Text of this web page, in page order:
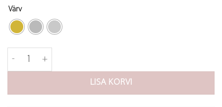
Värv
Solid - tualetthari kogus
LISA KORVI